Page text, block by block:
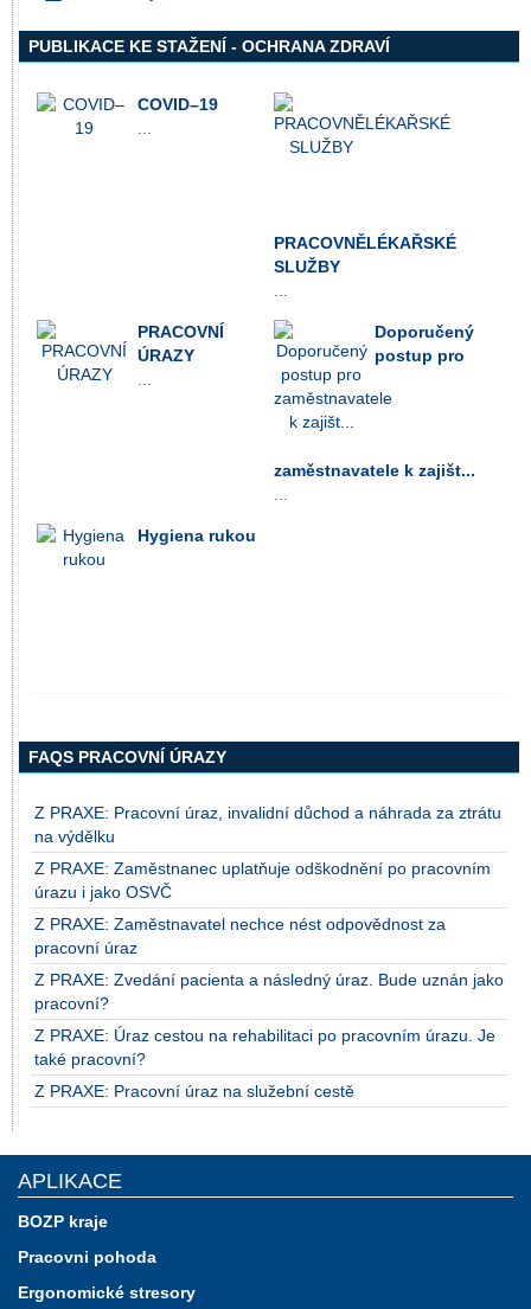
PUBLIKACE KE STAŽENÍ - OCHRANA ZDRAVÍ
COVID–19
PRACOVNĚLÉKAŘSKÉ
SLUŽBY
PRACOVNÍ
ÚRAZY
Doporučený
postup pro
zaměstnavatele k zajišt...
Hygiena rukou
FAQS PRACOVNÍ ÚRAZY
Z PRAXE: Pracovní úraz, invalidní důchod a náhrada za ztrátu
na výdělku
Z PRAXE: Zaměstnanec uplatňuje odškodnění po pracovním
úrazu i jako OSVČ
Z PRAXE: Zaměstnavatel nechce nést odpovědnost za
pracovní úraz
Z PRAXE: Zvedání pacienta a následný úraz. Bude uznán jako
pracovní?
Z PRAXE: Úraz cestou na rehabilitaci po pracovním úrazu. Je
také pracovní?
Z PRAXE: Pracovní úraz na služební cestě
APLIKACE
BOZP kraje
Pracovni pohoda
Ergonomické stresory